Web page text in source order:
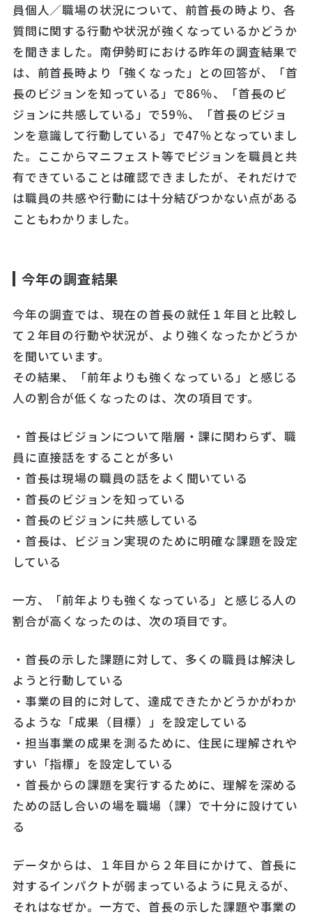
員個人／職場の状況について、前首長の時より、各
質問に関する行動や状況が強くなっているかどうか
を聞きました。南伊勢町における昨年の調査結果で
は、前首長時より「強くなった」との回答が、「首
長のビジョンを知っている」で86％、「首長のビ
ジョンに共感している」で59％、「首長のビジョ
ンを意識して行動している」で47％となっていまし
た。ここからマニフェスト等でビジョンを職員と共
有できていることは確認できましたが、それだけで
は職員の共感や行動には十分結びつかない点がある
こともわかりました。
今年の調査結果
今年の調査では、現在の首長の就任１年目と比較し
て２年目の行動や状況が、より強くなったかどうか
を聞いています。
その結果、「前年よりも強くなっている」と感じる
人の割合が低くなったのは、次の項目です。
・首長はビジョンについて階層・課に関わらず、職
員に直接話をすることが多い
・首長は現場の職員の話をよく聞いている
・首長のビジョンを知っている
・首長のビジョンに共感している
・首長は、ビジョン実現のために明確な課題を設定
している
一方、「前年よりも強くなっている」と感じる人の
割合が高くなったのは、次の項目です。
・首長の示した課題に対して、多くの職員は解決し
ようと行動している
・事業の目的に対して、達成できたかどうかがわか
るような「成果（目標）」を設定している
・担当事業の成果を測るために、住民に理解されや
すい「指標」を設定している
・首長からの課題を実行するために、理解を深める
ための話し合いの場を職場（課）で十分に設けてい
る
データからは、１年目から２年目にかけて、首長に
対するインパクトが弱まっているように見えるが、
それはなぜか。一方で、首長の示した課題や事業の